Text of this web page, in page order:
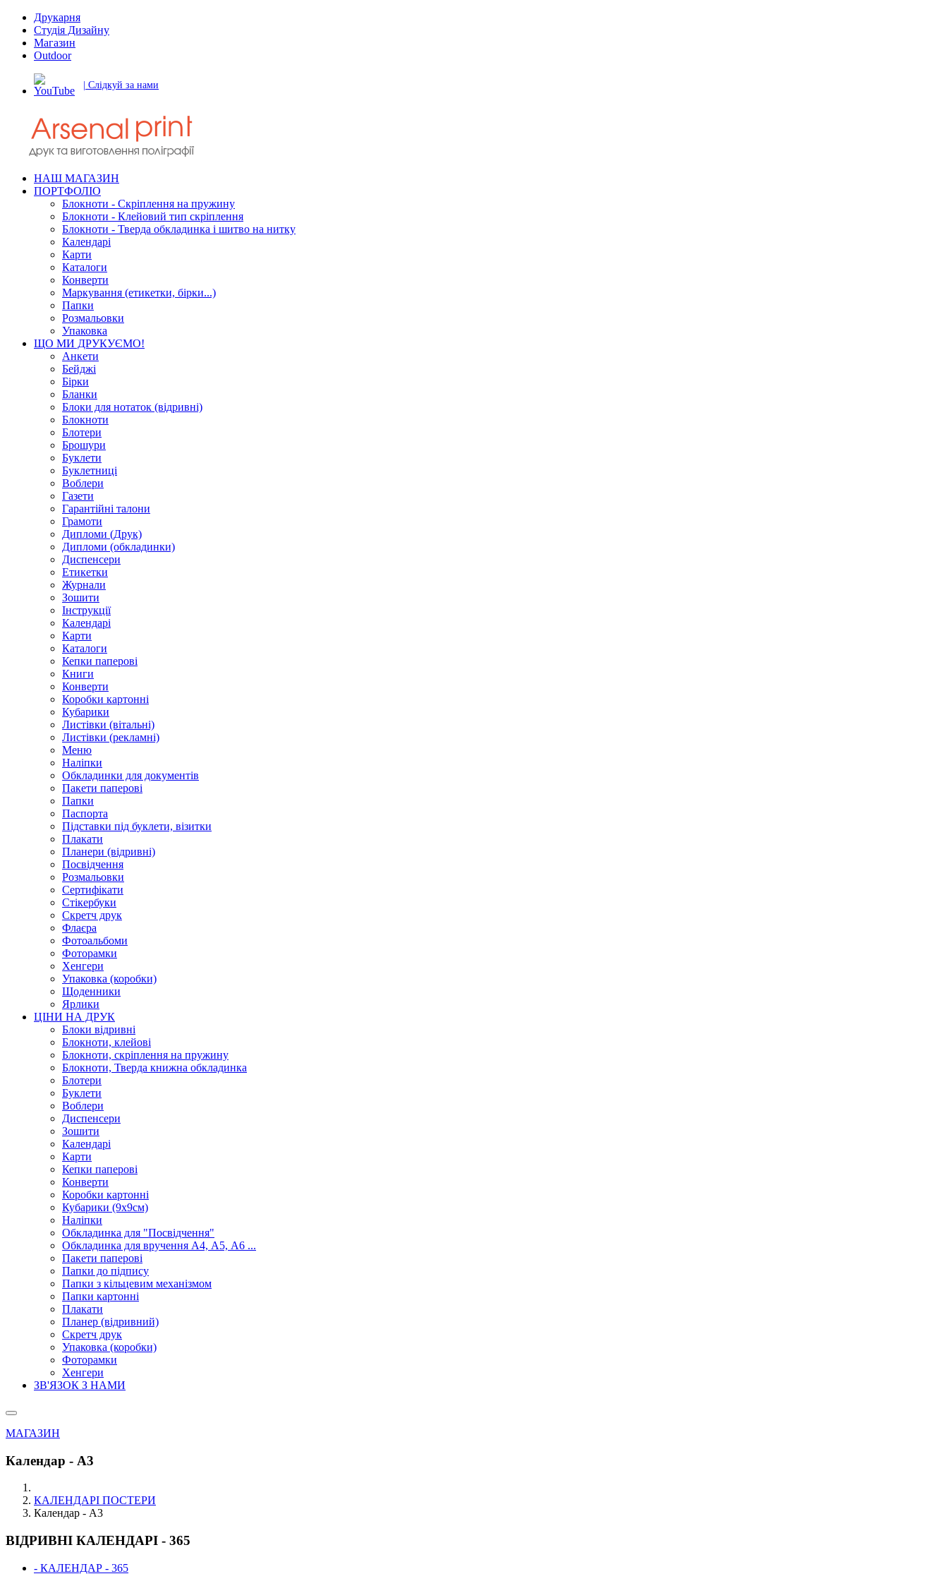
Друкарня
Студія Дизайну
Магазин
Outdoor
| Слідкуй за нами
НАШ МАГАЗИН
ПОРТФОЛІО
Блокноти - Скріплення на пружину
Блокноти - Клейовий тип скріплення
Блокноти - Тверда обкладинка і шитво на нитку
Календарі
Карти
Каталоги
Конверти
Маркування (етикетки, бірки...)
Папки
Розмальовки
Упаковка
ЩО МИ ДРУКУЄМО!
Анкети
Бейджі
Бірки
Бланки
Блоки для нотаток (відривні)
Блокноти
Блотери
Брошури
Буклети
Буклетниці
Воблери
Газети
Гарантійні талони
Грамоти
Дипломи (Друк)
Дипломи (обкладинки)
Диспенсери
Етикетки
Журнали
Зошити
Інструкції
Календарі
Карти
Каталоги
Кепки паперові
Книги
Конверти
Коробки картонні
Кубарики
Листівки (вітальні)
Листівки (рекламні)
Меню
Наліпки
Обкладинки для документів
Пакети паперові
Папки
Паспорта
Підставки під буклети, візитки
Плакати
Планери (відривні)
Посвідчення
Розмальовки
Сертифікати
Стікербуки
Скретч друк
Флаєра
Фотоальбоми
Фоторамки
Хенгери
Упаковка (коробки)
Щоденники
Ярлики
ЦІНИ НА ДРУК
Блоки відривні
Блокноти, клейові
Блокноти, скріплення на пружину
Блокноти, Тверда книжна обкладинка
Блотери
Буклети
Воблери
Диспенсери
Зошити
Календарі
Карти
Кепки паперові
Конверти
Коробки картонні
Кубарики (9х9см)
Наліпки
Обкладинка для "Посвідчення"
Обкладинка для вручення А4, А5, А6 ...
Пакети паперові
Папки до підпису
Папки з кільцевим механізмом
Папки картонні
Плакати
Планер (відривний)
Скретч друк
Упаковка (коробки)
Фоторамки
Хенгери
ЗВ'ЯЗОК З НАМИ
МАГАЗИН
Календар - А3
КАЛЕНДАРІ ПОСТЕРИ
Календар - А3
ВІДРИВНІ КАЛЕНДАРІ - 365
- КАЛЕНДАР - 365